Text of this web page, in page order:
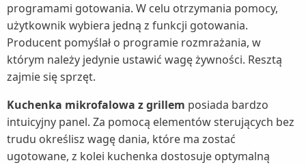
programami gotowania. W celu otrzymania pomocy,
użytkownik wybiera jedną z funkcji gotowania.
Producent pomyślał o programie rozmrażania, w
którym należy jedynie ustawić wagę żywności. Resztą
zajmie się sprzęt.
Kuchenka mikrofalowa z grillem posiada bardzo
intuicyjny panel. Za pomocą elementów sterujących bez
trudu określisz wagę dania, które ma zostać
ugotowane, z kolei kuchenka dostosuje optymalną